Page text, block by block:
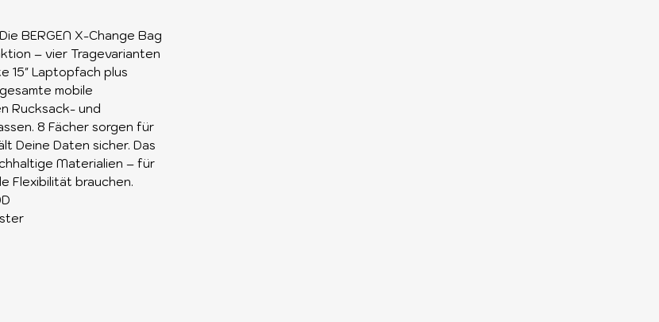
BERGEN X-Change Bag
– vier Tragevarianten
15" Laptopfach plus
mobile
Rucksack- und
8 Fächer sorgen für
Deine Daten sicher. Das
Materialien – für
Flexibilität brauchen.